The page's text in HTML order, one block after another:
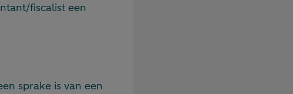
fiscalist een
sprake is van een